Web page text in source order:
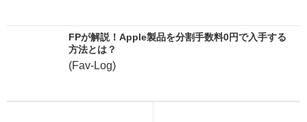
FPが解説！Apple製品を分割手数料0円で入手する
方法とは？
(Fav-Log)